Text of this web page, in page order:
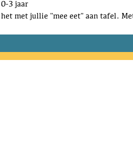
0-3 jaar
met jullie "mee eet" aan tafel.